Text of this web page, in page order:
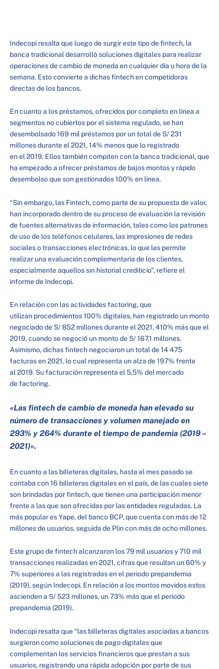
Indecopi resalta que luego de surgir este tipo de fintech, la
banca tradicional desarrolló soluciones digitales para realizar
operaciones de cambio de moneda en cualquier día u hora de la
semana. Esto convierte a dichas fintech en competidoras
directas de los bancos.
En cuanto a los préstamos, ofrecidos por completo en línea a
segmentos no cubiertos por el sistema regulado, se han
desembolsado 169 mil préstamos por un total de S/ 231
millones durante el 2021, 14% menos que lo registrado
en el 2019. Ellos también compiten con la banca tradicional, que
ha empezado a ofrecer préstamos de bajos montos y rápido
desembolso que son gestionados 100% en línea.
“Sin embargo, las Fintech, como parte de su propuesta de valor,
han incorporado dentro de su proceso de evaluación la revisión
de fuentes alternativas de información, tales como los patrones
de uso de los teléfonos celulares, las impresiones de redes
sociales o transacciones electrónicas, lo que les permite
realizar una evaluación complementaria de los clientes,
especialmente aquellos sin historial crediticio”, refiere el
informe de Indecopi.
En relación con las actividades factoring, que
utilizan procedimientos 100% digitales, han registrado un monto
negociado de S/ 852 millones durante el 2021, 410% más que el
2019, cuando se negoció un monto de S/ 167,1 millones.
Asimismo, dichas fintech negociaron un total de 14 475
facturas en 2021, lo cual representa un alza de 197% frente
al 2019. Su facturación representa el 5,5% del mercado
de factoring.
«Las fintech de cambio de moneda han elevado su
número de transacciones y volumen manejado en
293% y 264% durante el tiempo de pandemia (2019 –
2021)».
En cuanto a las billeteras digitales, hasta el mes pasado se
contaba con 16 billeteras digitales en el país, de las cuales siete
son brindadas por fintech, que tienen una participación menor
frente a las que son ofrecidas por las entidades reguladas. La
más popular es Yape, del banco BCP, que cuenta con más de 12
millones de usuarios, seguida de Plin con más de ocho millones.
Este grupo de fintech alcanzaron los 79 mil usuarios y 710 mil
transacciones realizadas en 2021, cifras que resultan un 60% y
7% superiores a las registradas en el periodo prepandemia
(2019), según Indecopi. En relación a los montos movidos estos
ascienden a S/ 523 millones, un 73% más que el periodo
prepandemia (2019).
Indecopi resalta que “las billeteras digitales asociadas a bancos
surgieron como soluciones de pago digitales que
complementan los servicios financieros que prestan a sus
usuarios, registrando una rápida adopción por parte de sus